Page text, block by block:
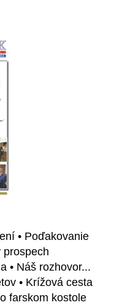
• Poďakovanie
prospech
• Náš rozhovor...
• Krížová cesta
farskom kostole